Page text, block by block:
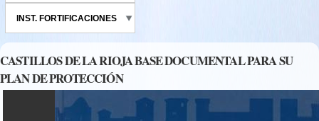
INST. FORTIFICACIONES
CASTILLOS DE LA RIOJA BASE DOCUMENTAL PARA SU
PLAN DE PROTECCIÓN